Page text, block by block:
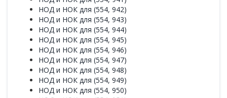
НОД и НОК для (554, 942)
НОД и НОК для (554, 943)
НОД и НОК для (554, 944)
НОД и НОК для (554, 945)
НОД и НОК для (554, 946)
НОД и НОК для (554, 947)
НОД и НОК для (554, 948)
НОД и НОК для (554, 949)
НОД и НОК для (554, 950)